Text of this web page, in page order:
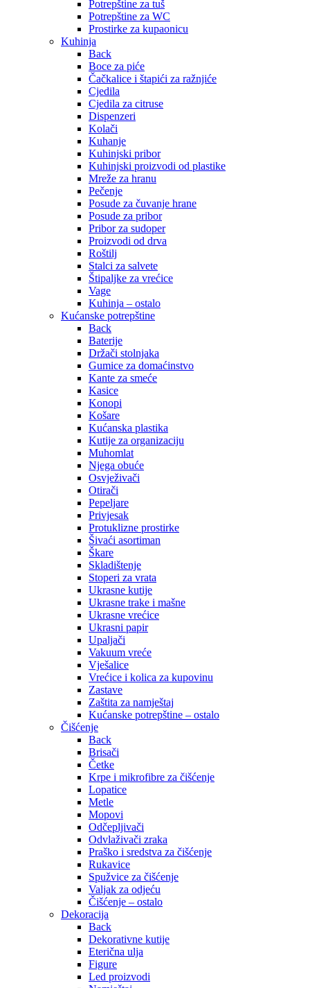
Potrepštine za tuš
Potrepštine za WC
Prostirke za kupaonicu
Kuhinja
Back
Boce za piće
Čačkalice i štapići za ražnjiće
Cjedila
Cjedila za citruse
Dispenzeri
Kolači
Kuhanje
Kuhinjski pribor
Kuhinjski proizvodi od plastike
Mreže za hranu
Pečenje
Posude za čuvanje hrane
Posude za pribor
Pribor za sudoper
Proizvodi od drva
Roštilj
Stalci za salvete
Štipaljke za vrećice
Vage
Kuhinja – ostalo
Kućanske potrepštine
Back
Baterije
Držači stolnjaka
Gumice za domaćinstvo
Kante za smeće
Kasice
Konopi
Košare
Kućanska plastika
Kutije za organizaciju
Muhomlat
Njega obuće
Osvježivači
Otirači
Pepeljare
Privjesak
Protuklizne prostirke
Šivaći asortiman
Škare
Skladištenje
Stoperi za vrata
Ukrasne kutije
Ukrasne trake i mašne
Ukrasne vrećice
Ukrasni papir
Upaljači
Vakuum vreće
Vješalice
Vrećice i kolica za kupovinu
Zastave
Zaštita za namještaj
Kućanske potrepštine – ostalo
Čišćenje
Back
Brisači
Četke
Krpe i mikrofibre za čišćenje
Lopatice
Metle
Mopovi
Odčepljivači
Odvlaživači zraka
Praško i sredstva za čišćenje
Rukavice
Spužvice za čišćenje
Valjak za odjeću
Čišćenje – ostalo
Dekoracija
Back
Dekorativne kutije
Eterična ulja
Figure
Led proizvodi